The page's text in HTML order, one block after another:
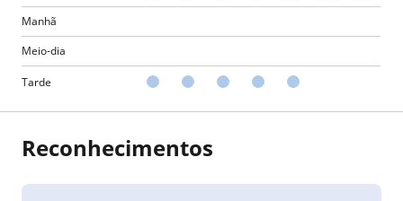
Manhã
Meio-dia
Tarde
Reconhecimentos